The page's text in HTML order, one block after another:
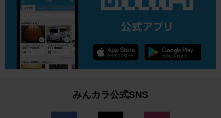
みんカラ公式SNS